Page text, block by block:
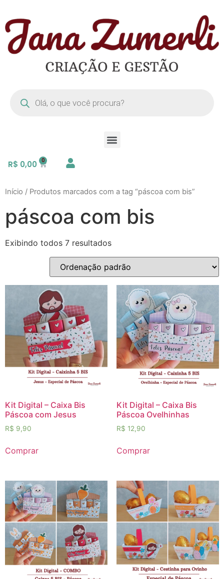
R$ 0,00
Início / Produtos marcados com a tag “páscoa com bis”
páscoa com bis
Exibindo todos 7 resultados
Kit Digital – Caixa Bis
Páscoa com Jesus
R$ 9,90
Comprar
Kit Digital – Caixa Bis
Páscoa Ovelhinhas
R$ 12,90
Comprar